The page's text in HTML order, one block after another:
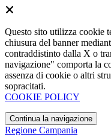
Questo sito utilizza cookie
chiusura del banner
contraddistinto dalla X o
navigazione" comporta la
assenza di cookie o altri
sopracitati.
COOKIE POLICY
Continua la navigazione
Regione Campania